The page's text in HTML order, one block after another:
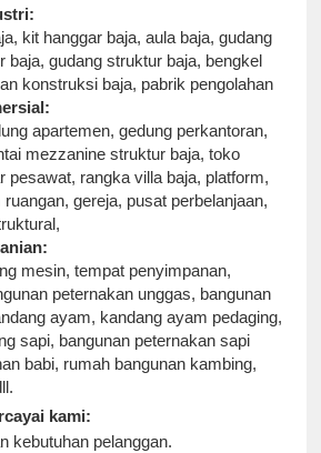
kit hanggar baja, aula baja, gudang
baja, gudang struktur baja, bengkel
konstruksi baja, pabrik pengolahan
apartemen, gedung perkantoran,
mezzanine struktur baja, toko
pesawat, rangka villa baja, platform,
gereja, pusat perbelanjaan,
mesin, tempat penyimpanan,
peternakan unggas, bangunan
ayam, kandang ayam pedaging,
sapi, bangunan peternakan sapi
babi, rumah bangunan kambing,
kami:
kebutuhan pelanggan.